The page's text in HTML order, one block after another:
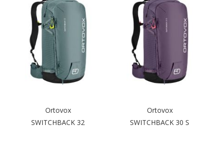
Ortovox
SWITCHBACK 32
Ortovox
SWITCHBACK 30 S